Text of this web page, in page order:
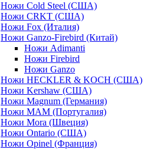
Ножи Cold Steel (США)
Ножи CRKT (США)
Ножи Fox (Италия)
Ножи Ganzo-Firebird (Китай)
Ножи Adimanti
Ножи Firebird
Ножи Ganzo
Ножи HECKLER & KOCH (США)
Ножи Kershaw (США)
Ножи Magnum (Германия)
Ножи MAM (Португалия)
Ножи Mora (Швеция)
Ножи Ontario (США)
Ножи Opinel (Франция)